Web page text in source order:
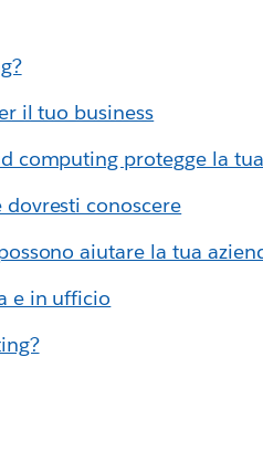
il tuo business
computing protegge la
conoscere
aiutare la tua
e in ufficio